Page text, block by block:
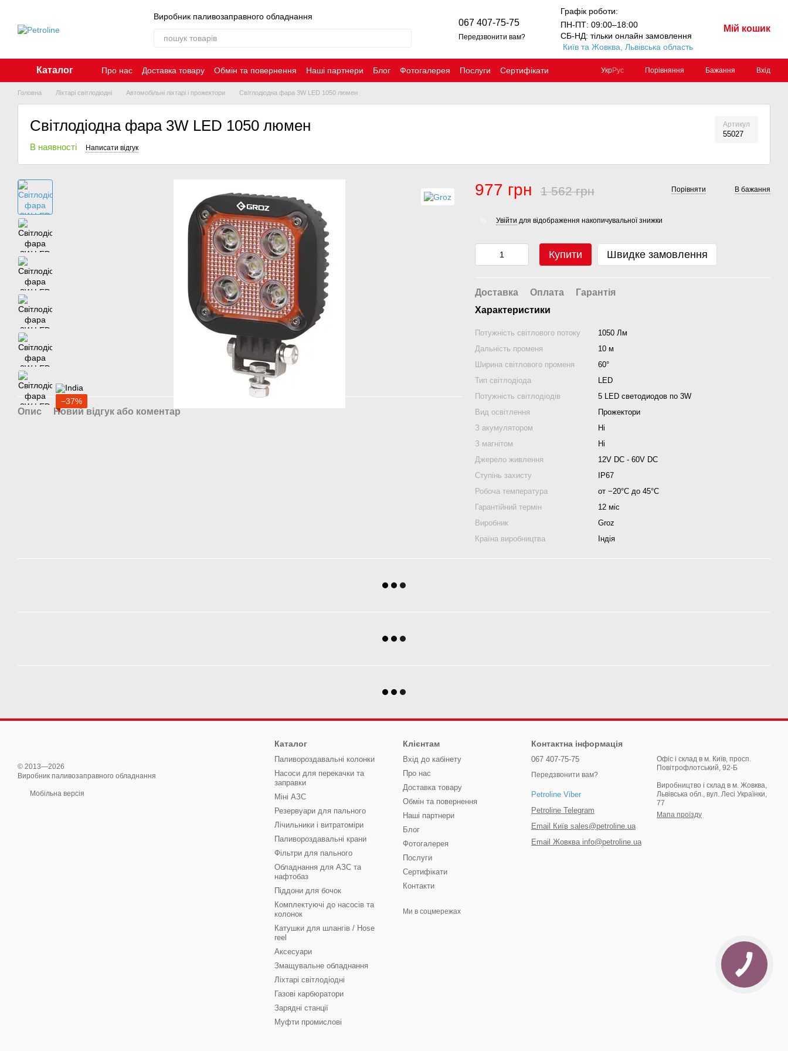
Виробник паливозаправного обладнання
067 407-75-75
Передзвонити вам?
Графік роботи:
ПН-ПТ: 09:00–18:00
СБ-НД: тільки онлайн замовлення
Київ та Жовква, Львівська область
Мій кошик
Каталог Про нас Доставка товару Обмін та повернення Наші партнери Блог Фотогалерея Послуги
Сертифікати
Контакти
УкрРус Порівняння Бажання Вхід
Головна Ліхтарі світлодіодні Автомобільні ліхтарі і прожектори Світлодіодна фара 3W LED 1050 люмен
Світлодіодна фара 3W LED 1050 люмен Артикул
55027
В наявності Написати відгук
−37%
Опис Новий відгук або коментар
977 грн 1 562 грн Порівняти В бажання
Увійти для відображення накопичувальної знижки
Купити Швидке замовлення
Доставка Оплата
Гарантія
Характеристики
Потужність світлового потоку
1050 Лм
Дальність променя
10 м
Ширина світлового променя
60°
Тип світлодіода
LED
Потужність світлодіодів
5 LED светодиодов по 3W
Вид освітлення
Прожектори
З акумулятором
Ні
З магнітом
Ні
Джерело живлення
12V DC - 60V DC
Ступінь захисту
IP67
Робоча температура
от −20°C до 45°C
Гарантійний термін
12 міс
Виробник
Groz
Країна виробництва
Індія
© 2013—2026
Виробник паливозаправного обладнання
Мобільна версія
Каталог
Паливороздавальні колонки
Насоси для перекачки та
заправки
Міні АЗС
Резервуари для пального
Лічильники і витратоміри
Паливороздавальні крани
Фільтри для пального
Обладнання для АЗС та
нафтобаз
Піддони для бочок
Комплектуючі до насосів та
колонок
Катушки для шлангів / Hose
reel
Аксесуари
Змащувальне обладнання
Ліхтарі світлодіодні
Газові карбюратори
Зарядні станції
Муфти промислові
Клієнтам
Вхід до кабінету
Про нас
Доставка товару
Обмін та повернення
Наші партнери
Блог
Фотогалерея
Послуги
Сертифікати
Контакти
Ми в соцмережах
Контактна інформація
067 407-75-75
Передзвонити вам?
Petroline Viber
Petroline Telegram
Email Київ sales@petroline.ua
Email Жовква info@petroline.ua
Офіс і склад в м. Київ, просп.
Повітрофлотський, 92-Б
Виробництво і склад в м. Жовква,
Львівська обл., вул. Лесі Українки,
77
Мапа проїзду